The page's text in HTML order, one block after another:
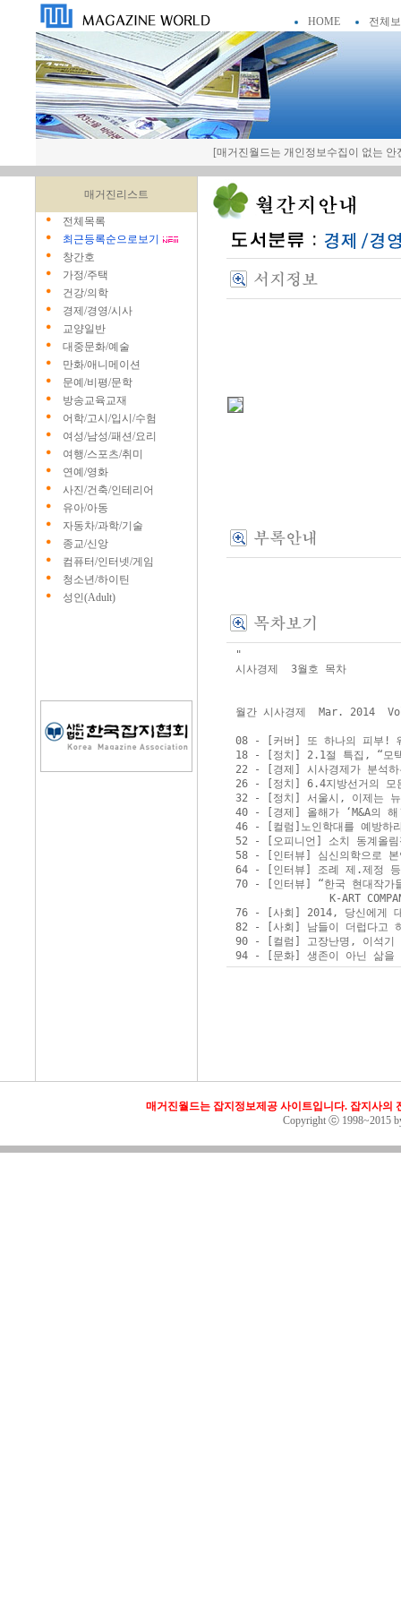
HOME 전체
[매거진월드는 개인정보수집이 없는 안
매거진리스트
전체목록
최근등록순으로보기
창간호
가정/주택
건강/의학
경제/경영/시사
교양일반
대중문화/예술
만화/애니메이션
문예/비평/문학
방송교육교재
어학/고시/입시/수험
여성/남성/패션/요리
여행/스포츠/취미
연예/영화
사진/건축/인테리어
유아/아동
자동차/과학/기술
종교/신앙
컴퓨터/인터넷/게임
청소년/하이틴
성인(Adult)
"
시사경제  3월호 목차
월간 시사경제  Mar. 2014
08 - [커버] 또 하나의 피부!
18 - [정치] 2.1절 특집, “모택
22 - [경제] 시사경제가 분석
26 - [정치] 6.4지방선거의
32 - [정치] 서울시, 이제는 뉴
40 - [경제] 올해가 ‘M&A의 해
46 - [컬럼]노인학대를 예방하
52 - [오피니언] 소치 동계올림
58 - [인터뷰] 심신의학으로 본
64 - [인터뷰] 조례 제.제정 등
70 - [인터뷰] “한국 현대작가
K-ART
76 - [사회] 2014, 당신에게
82 - [사회] 남들이 더럽다고
90 - [컬럼] 고장난명, 이석기
94 - [문화] 생존이 아닌 삶을
매거진월드는 잡지정보제공 사이트입니다. 잡지사의
Copyright ⓒ 1998~2015